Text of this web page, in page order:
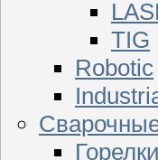
TIG
Robotic